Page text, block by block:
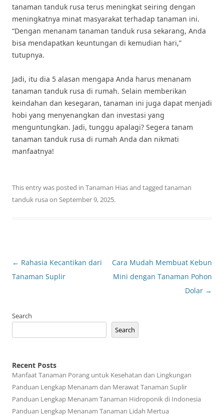
tanaman tanduk rusa terus meningkat seiring dengan
meningkatnya minat masyarakat terhadap tanaman ini.
“Dengan menanam tanaman tanduk rusa sekarang, Anda
bisa mendapatkan keuntungan di kemudian hari,”
tutupnya.
Jadi, itu dia 5 alasan mengapa Anda harus menanam
tanaman tanduk rusa di rumah. Selain memberikan
keindahan dan kesegaran, tanaman ini juga dapat menjadi
hobi yang menyenangkan dan investasi yang
menguntungkan. Jadi, tunggu apalagi? Segera tanam
tanaman tanduk rusa di rumah Anda dan nikmati
manfaatnya!
This entry was posted in Tanaman Hiasand tagged tanaman
tanduk rusa on September 9, 2025.
Post
navigation
← Rahasia Kecantikan dari
Tanaman Suplir
Cara Mudah Membuat Kebun
Mini dengan Tanaman Pohon
Dolar →
Search
Search
Recent Posts
Manfaat Tanaman Porang untuk Kesehatan dan Lingkungan
Panduan Lengkap Menanam dan Merawat Tanaman Suplir
Panduan Lengkap Menanam Tanaman Hidroponik di Indonesia
Panduan Lengkap Menanam Tanaman Lidah Mertua